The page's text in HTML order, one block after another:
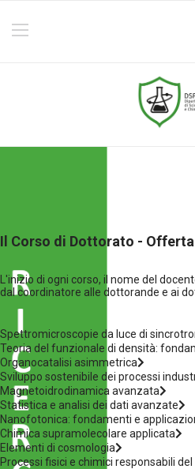
Il Corso di Dottorato -
L'inizio di ogni corso, il nome del
dal coordinatore alle dottorande e ai
Spettromicroscopie da luce di
Teoria del funzionale di densità:
Organocatalisi asimmetrica
Sviluppo sostenibile dei processi
Magnetoidrodinamica avanzata
Statistica e analisi dei dati avanzate
Nanofotonica: fondamenti e
Chimica supramolecolare applicata
Elementi di cosmologia
Processi fisici e chimici responsabili